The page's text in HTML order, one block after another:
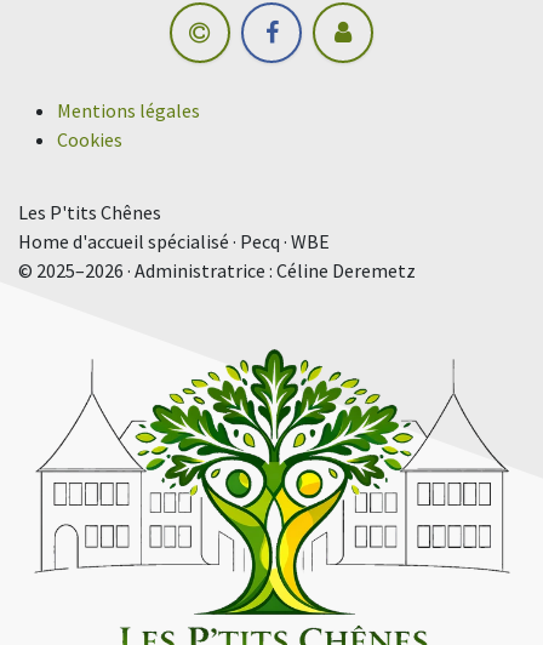
Mentions légales
Cookies
Les P'tits Chênes
Home d'accueil spécialisé · Pecq · WBE
© 2025–2026 · Administratrice : Céline Deremetz